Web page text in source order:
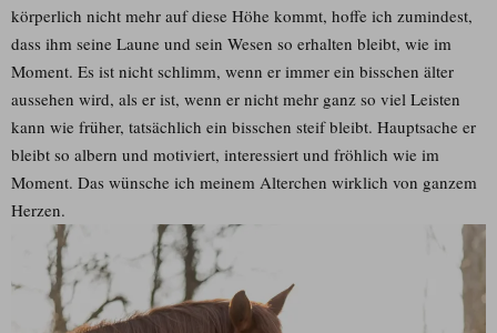
körperlich nicht mehr auf diese Höhe kommt, hoffe ich zumindest,
dass ihm seine Laune und sein Wesen so erhalten bleibt, wie im
Moment. Es ist nicht schlimm, wenn er immer ein bisschen älter
aussehen wird, als er ist, wenn er nicht mehr ganz so viel Leisten
kann wie früher, tatsächlich ein bisschen steif bleibt. Hauptsache er
bleibt so albern und motiviert, interessiert und fröhlich wie im
Moment. Das wünsche ich meinem Alterchen wirklich von ganzem
Herzen.